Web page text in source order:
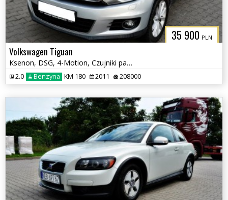
35 900 PLN
Volkswagen Tiguan
Ksenon, DSG, 4-Motion, Czujniki parkowania tył, Klimatyzacja, Hak
2.0 Benzyna KM 180 2011 208000